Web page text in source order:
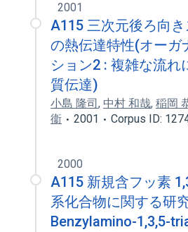
2001
A115 三次元後ろ向
の熱伝達特性(オーガ
ション2 : 複雑な流れ
質伝達)
小島 隆司, 中村 和哉, 稲岡
衞
2001 Corpus ID:
2000
A115 新規含フッ素
系化合物に関する研
Benzylamino-1,3,5-